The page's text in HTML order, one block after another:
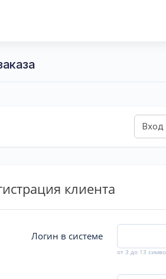
клиента
Логин в системе
от 3 до 13